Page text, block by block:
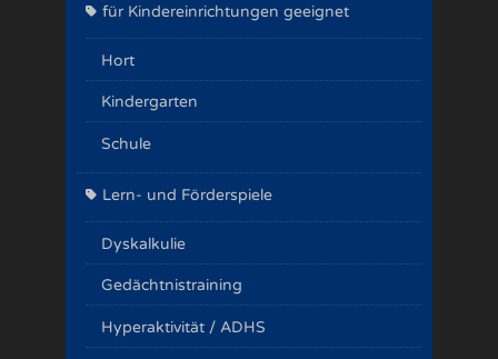
für Kindereinrichtungen geeignet
Hort
Kindergarten
Schule
Lern- und Förderspiele
Dyskalkulie
Gedächtnistraining
Hyperaktivität / ADHS